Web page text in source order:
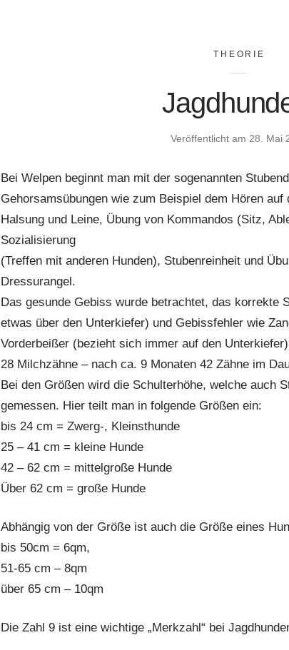
THEORIE
Veröffentlicht am 28. Mai
Bei Welpen beginnt man mit der sogenannten
Gehorsamsübungen wie zum Beispiel dem Hören auf
Halsung und Leine, Übung von Kommandos (Sitz,
Sozialisierung
(Treffen mit anderen Hunden), Stubenreinheit und
Dressurangel.
Das gesunde Gebiss wurde betrachtet, das korrekte
etwas über den Unterkiefer) und Gebissfehler wie
Vorderbeißer (bezieht sich immer auf den
28 Milchzähne – nach ca. 9 Monaten 42 Zähne im
Bei den Größen wird die Schulterhöhe, welche auch
gemessen. Hier teilt man in folgende Größen ein:
bis 24 cm = Zwerg-, Kleinsthunde
25 – 41 cm = kleine Hunde
42 – 62 cm = mittelgroße Hunde
Über 62 cm = große Hunde
Abhängig von der Größe ist auch die Größe eines
bis 50cm = 6qm,
51-65 cm – 8qm
über 65 cm – 10qm
Die Zahl 9 ist eine wichtige „Merkzahl“ bei